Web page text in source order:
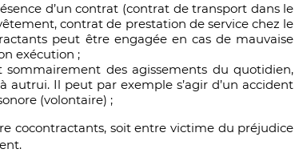
d’un contrat (contrat de transport dans le
contrat de prestation de service chez le
peut être engagée en cas de mauvaise
exécution ;
sommairement des agissements du quotidien,
autrui. Il peut par exemple s’agir d’un accident
(volontaire) ;
cocontractants, soit entre victime du préjudice